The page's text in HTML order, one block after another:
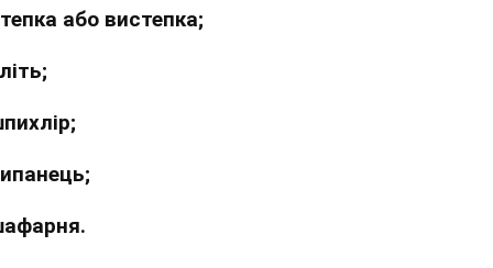
або вистепка;